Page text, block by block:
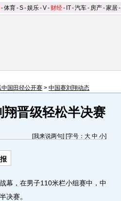
-体育-S-娱乐-V- 财经- IT-汽车- 房产-家居-
国田径公开赛 > 中国赛刘翔动态
晋级轻松半决赛
[我来说两句] [字号： 大 中 小]
，在男子110米栏小组赛中，中
决赛。